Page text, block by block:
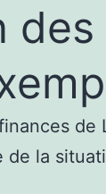
des
de
la